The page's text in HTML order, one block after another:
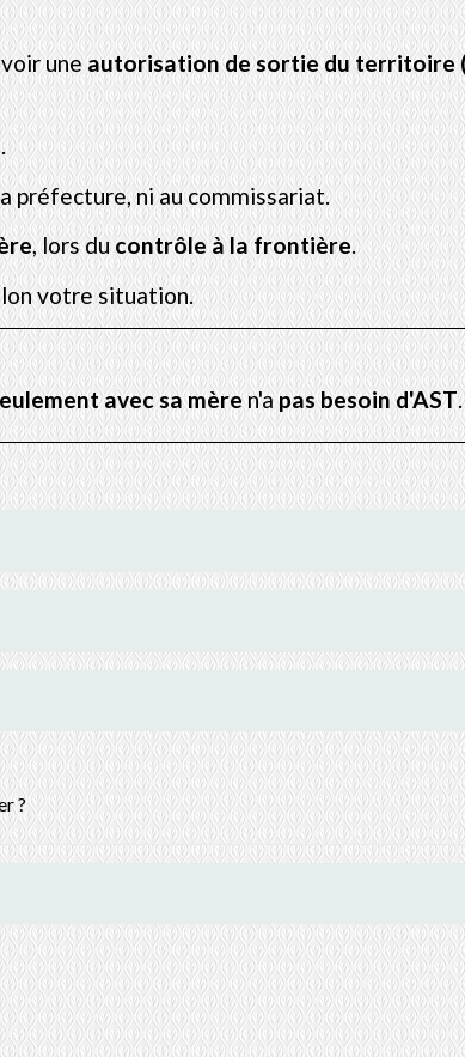
uneautorisation de sortie du territoire
.
préfecture, ni au commissariat.
, lors ducontrôle à la frontière.
votre situation.
avec sa mèren'apas besoin d'AST.
?